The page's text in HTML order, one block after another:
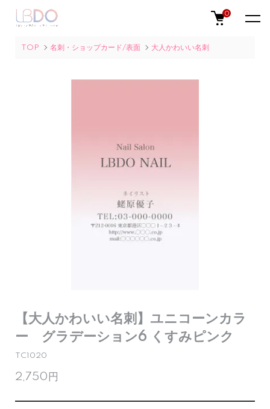
0
TOP 名刺・ショップカード/表面 大人かわいい名刺
【大人かわいい名刺】ユニコーンカラ
ー グラデーション6 くすみピンク
TC1020
2,750円